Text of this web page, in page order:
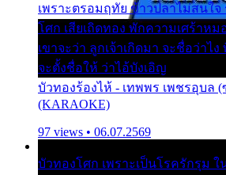
เพราะตรอมฤทัย ข้าวปลาไม่สนใจ
โศก เสียเถิดทอง พักความเศร้าหม
เขาจะว่า ลูกเจ้าเกิดมา จะชื่อว่าไ
จะตั้งชื่อให้ ว่าไอ้บังเอิญ
บัวทองร้องไห้ - เทพพร เพชรอุบล
(KARAOKE)
97 views • 06.07.2569
บัวทองโศก เพราะเป็นโรครักรุม